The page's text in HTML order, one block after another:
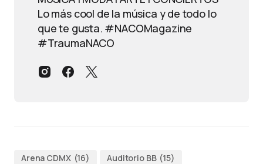
Lo más cool de la música y de todo lo
que te gusta. #NACOMagazine
#TraumaNACO
Arena CDMX (16) Auditorio BB (15)